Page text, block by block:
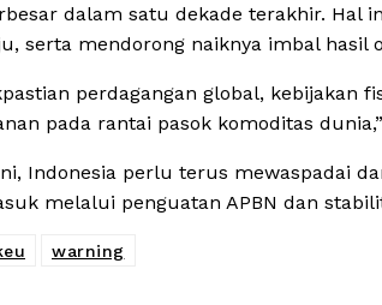
dalam satu dekade terakhir. Hal
serta mendorong naiknya imbal hasil
perdagangan global, kebijakan
pada rantai pasok komoditas
Indonesia perlu terus mewaspadai
melalui penguatan APBN dan
warning